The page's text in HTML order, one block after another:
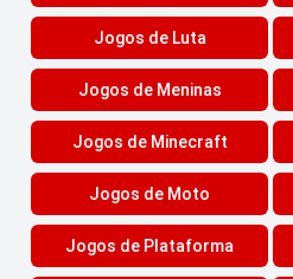
Jogos de Luta
Jogos de Meninas
Jogos de Minecraft
Jogos de Moto
Jogos de Plataforma